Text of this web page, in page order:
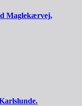
Maglekærvej,